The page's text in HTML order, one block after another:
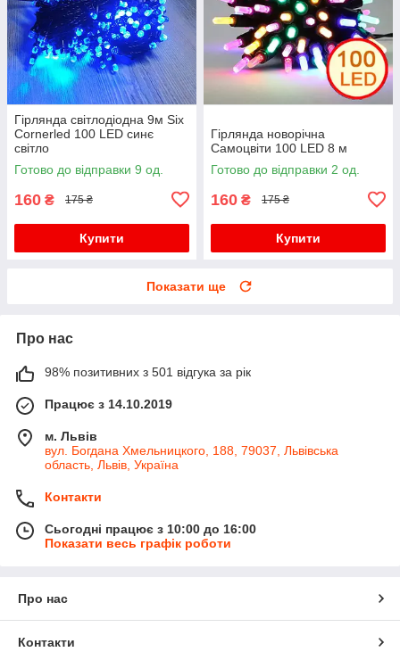
Гірлянда світлодіодна 9м Six
Cornerled 100 LED синє
світло
Готово до відправки 9 од.
160 ₴ 175 ₴
Купити
Гірлянда новорічна
Самоцвіти 100 LED 8 м
Готово до відправки 2 од.
160 ₴ 175 ₴
Купити
Показати ще
Про нас
98% позитивних з 501 відгука за рік
Працює з 14.10.2019
м. Львів
вул. Богдана Хмельницкого, 188, 79037, Львівська
область, Львів, Україна
Контакти
Сьогодні працює з 10:00 до 16:00
Показати весь графік роботи
Про нас
Контакти